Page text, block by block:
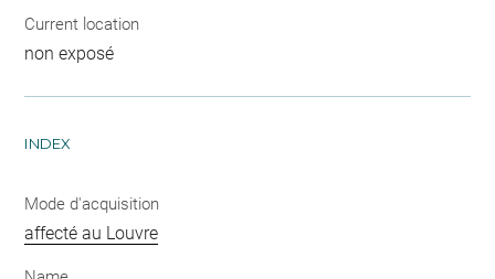
Current location
non exposé
INDEX
Mode d'acquisition
affecté au Louvre